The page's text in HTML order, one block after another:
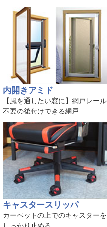
内開きアミド
【風を通したい窓に】網戸レール
不要の後付けできる網戸
キャスタースリッパ
カーペットの上でのキャスターを